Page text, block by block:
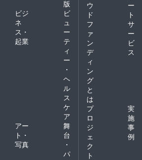
版
ビジ
ネ
ス・
起業
ビ
ュ
ー
テ
ィ
ー
・
ヘ
ル
ス
ケ
ア
アー
ト・
写真
舞
台
・
パ
ウ
ド
フ
ァ
ン
デ
ィ
ン
グ
と
は
ー
ト
サ
ー
ビ
ス
プ
ロ
ジ
ェ
ク
ト
実
施
事
例